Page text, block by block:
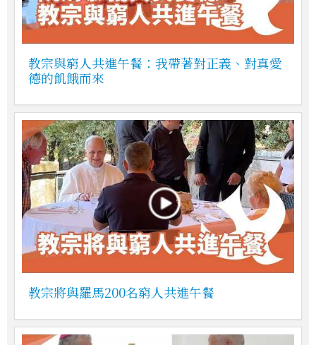
教宗與窮人共進午餐：我帶著對正義、對真愛
德的飢餓而來
教宗將與羅馬200名窮人共進午餐